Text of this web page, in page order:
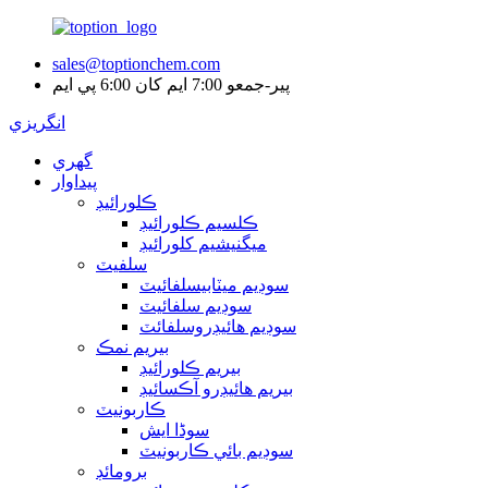
sales@toptionchem.com
پير-جمعو 7:00 ايم کان 6:00 پي ايم
انگريزي
گهري
پيداوار
ڪلورائيڊ
ڪلسيم ڪلورائيڊ
ميگنيشيم کلورائيڊ
سلفيٽ
سوڊيم ميٽابيسلفائيٽ
سوڊيم سلفائيٽ
سوڊيم هائيڊروسلفائٽ
بيريم نمڪ
بيريم ڪلورائيڊ
بيريم هائيڊرو آڪسائيڊ
ڪاربونيٽ
سوڈا ايش
سوڊيم بائي ڪاربونيٽ
برومائڊ